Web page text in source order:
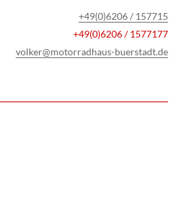
+49(0)6206 / 157715
+49(0)6206 / 1577177
volker@motorradhaus-buerstadt.de